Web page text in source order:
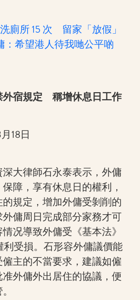
廁所 15 次 留家「放假」
希望港人待我哋公平啲
外宿規定 稱增休息日工作
18日
大律師石永泰表示，外傭
障，享有休息日的權利，
規定，增加外傭受剝削的
傭周日完成部分家務才可
况導致外傭受《基本法》
受損。石形容外傭議價能
主的不當要求，建議如僱
外傭外出居住的協議，便